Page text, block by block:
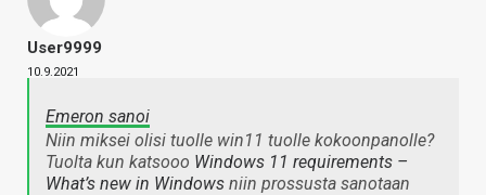
User9999
10.9.2021
Emeron sanoi
Niin miksei olisi tuolle win11 tuolle kokoonpanolle?
Tuolta kun katsooo Windows 11 requirements –
What’s new in Windows niin prossusta sanotaan